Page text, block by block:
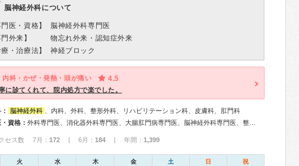
脳神経外科について
門医・資格】
脳神経外科専門医
門外来】
物忘れ外来・認知症外来
療・治療法】
神経ブロック
内科・かぜ・発熱・頭が痛い 4.5
に診てくれて、院内処方で楽でした。
脳神経外科
、内科、外科、整形外科、リハビリテーション科、皮膚科、肛門科
資格：
セス数 7月： 172 | 6月： 184 | 年間： 1,399
火 水 木 金 土 日 祝